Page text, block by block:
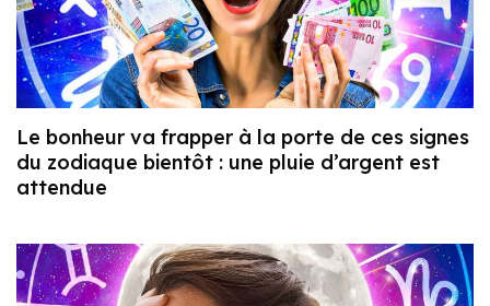
Le bonheur va frapper à la porte de ces signes
du zodiaque bientôt : une pluie d’argent est
attendue